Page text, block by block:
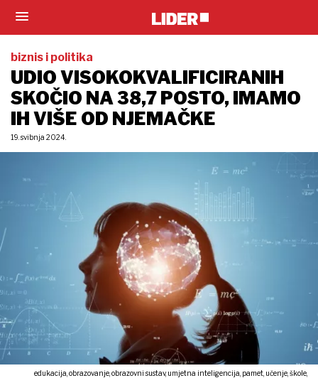
biznis i politika
UDIO VISOKOKVALIFICIRANIH
SKOČIO NA 38,7 POSTO, IMAMO
IH VIŠE OD NJEMAČKE
19. svibnja 2024.
edukacija, obrazovanje, obrazovni sustav, umjetna inteligencija, pamet, učenje, škole,